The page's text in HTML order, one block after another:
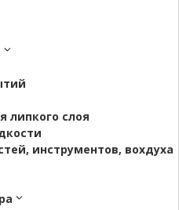
липкого слоя
инструментов, вохдуха